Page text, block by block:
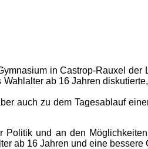
in Castrop-Rauxel
ab 16 Jahren
auch zu dem Tagesablauf
und an den
ab 16 Jahren und eine bessere